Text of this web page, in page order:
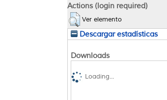
Actions (login required)
Ver elemento
Descargar estadísticas
Downloads
Loading...